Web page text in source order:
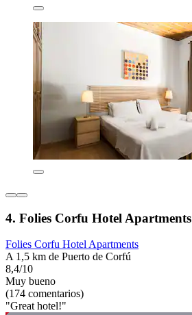
4. Folies Corfu Hotel Apartments
Folies Corfu Hotel Apartments
A 1,5 km de Puerto de Corfú
8,4/10
Muy bueno
(174 comentarios)
"Great hotel!"